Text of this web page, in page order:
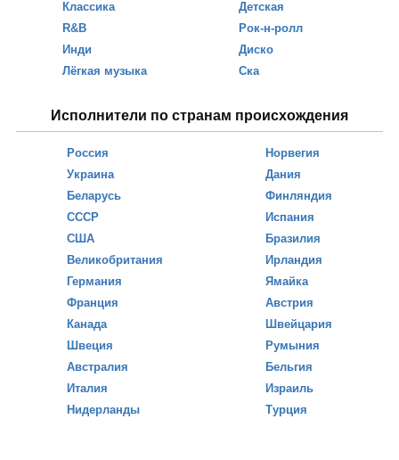
Классика
R&B
Инди
Лёгкая музыка
Детская
Рок-н-ролл
Диско
Ска
Исполнители по странам происхождения
Россия
Украина
Беларусь
СССР
США
Великобритания
Германия
Франция
Канада
Швеция
Австралия
Италия
Нидерланды
Норвегия
Дания
Финляндия
Испания
Бразилия
Ирландия
Ямайка
Австрия
Швейцария
Румыния
Бельгия
Израиль
Турция